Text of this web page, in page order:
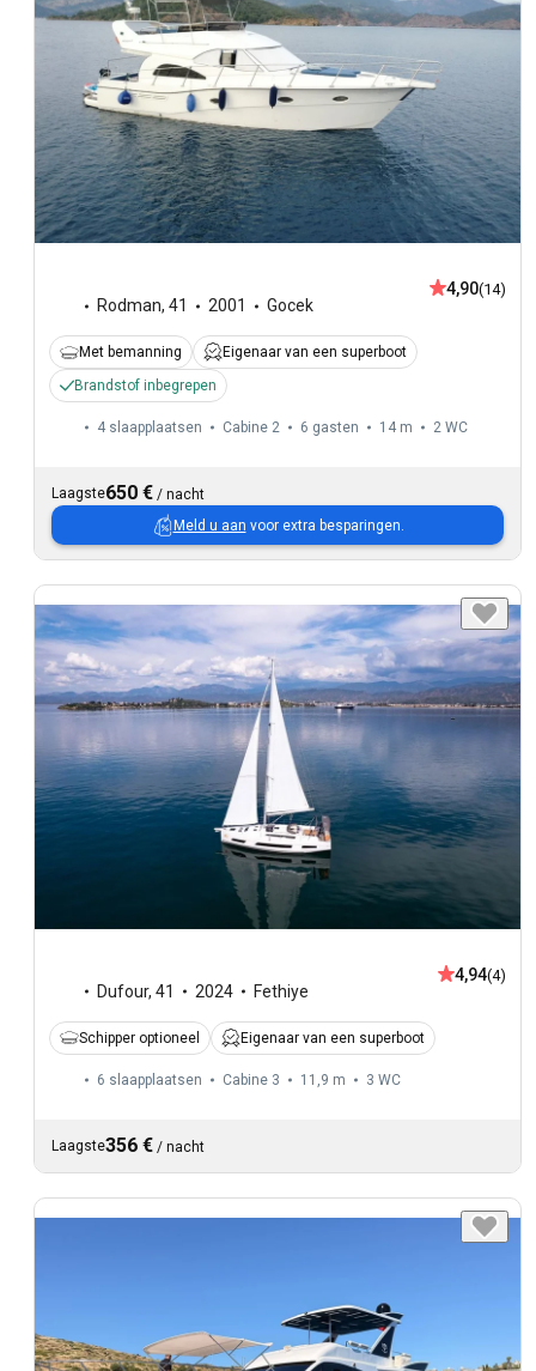
Rodman, 41 2001 Gocek
4,90(14)
Met bemanning
Eigenaar van een superboot
Brandstof inbegrepen
4 slaapplaatsen Cabine 2 6 gasten 14 m 2 WC
Laagste650 € / nacht
Meld u aan voor extra besparingen.
Dufour, 41 2024 Fethiye
4,94(4)
Schipper optioneel Eigenaar van een superboot
6 slaapplaatsen Cabine 3 11,9 m 3 WC
Laagste356 € / nacht